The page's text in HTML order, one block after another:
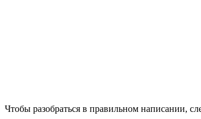
Чтобы разобраться в правильном написании,